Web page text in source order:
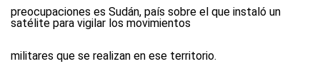
preocupaciones es Sudán, país sobre el que instaló un
satélite para vigilar los movimientos
militares que se realizan en ese territorio.